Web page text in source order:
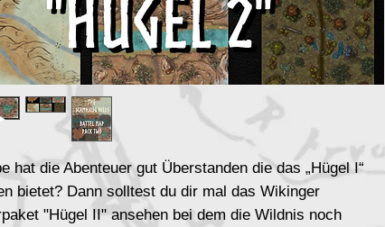
hat die Abenteuer gut Überstanden die das „Hügel I“
bietet? Dann solltest du dir mal das Wikinger
"Hügel II" ansehen bei dem die Wildnis noch